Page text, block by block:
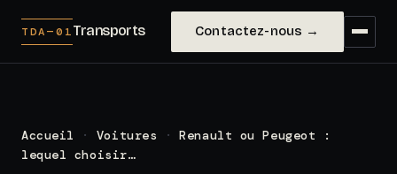
TDA—01Transports Contactez-nous →
Accueil · Voitures ·
Renault ou Peugeot :
lequel choisir…